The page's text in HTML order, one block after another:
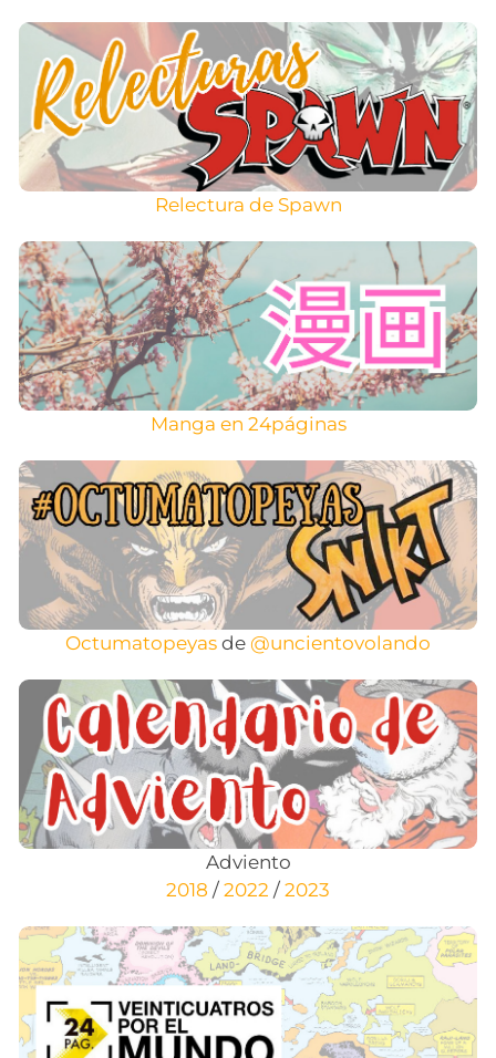
Relectura de Spawn
Manga en 24páginas
Octumatopeyas de @uncientovolando
Adviento
2018 / 2022 / 2023